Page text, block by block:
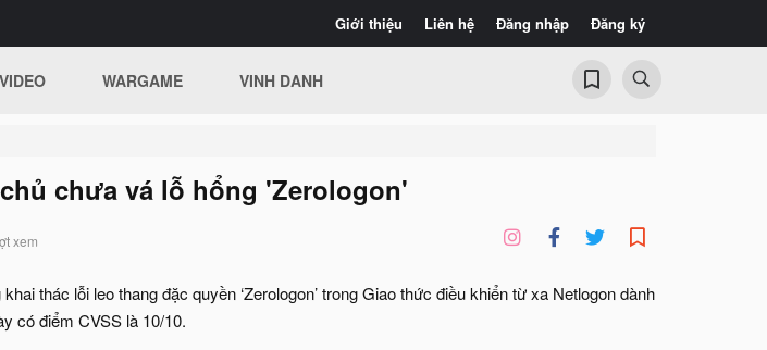
Giới thiệu Liên hệ Đăng nhập Đăng ký
VIDEO WARGAME VINH DANH
chưa vá lỗ hổng 'Zerologon'
xem
thác lỗi leo thang đặc quyền ‘Zerologon’ trong Giao thức điều khiển từ xa Netlogon dành
có điểm CVSS là 10/10.